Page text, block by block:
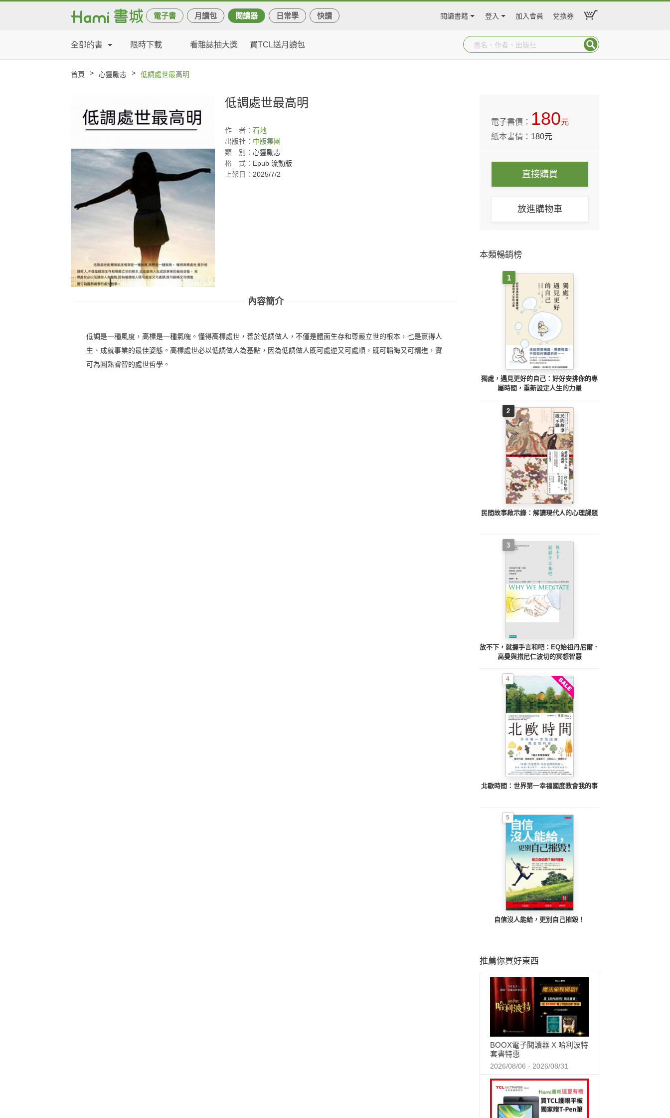
電子書 月讀包 閱讀器 日常學 快讀 閱讀書籍 登入 加入會員 兌換券
全部的書 限時下載 看雜誌抽大獎 買TCL送月讀包
首頁 > 心靈勵志 > 低調處世最高明
低調處世最高明
作 者： 石地
出版社： 中版集團
類
別： 心靈勵志
格
式： Epub 流動版
上架日： 2025/7/2
內容簡介
低調是一種風度，高標是一種氣魄。懂得高標處世，善於低調做人，不僅是體面生存和尊嚴立世的根本，也是贏得人
生、成就事業的最佳姿態。高標處世必以低調做人為基點，因為低調做人既可處逆又可處順，既可韜晦又可精進，實
可為圓熟睿智的處世哲學。
電子書價： 180元
紙本書價：180元
直接購買
放進購物車
本類暢銷榜
1
獨處，遇見更好的自己：好好安排你的專
屬時間，重新設定人生的力量
2
民間故事啟示錄：解讀現代人的心理課題
3
放不下，就握手言和吧：EQ始祖丹尼爾．
高曼與措尼仁波切的冥想智慧
4
北歐時間：世界第一幸福國度教會我的事
5
自信沒人能給，更別自己摧毀！
推薦你買好東西
BOOX電子閱讀器 X 哈利波特
套書特惠
2026/08/06 - 2026/08/31